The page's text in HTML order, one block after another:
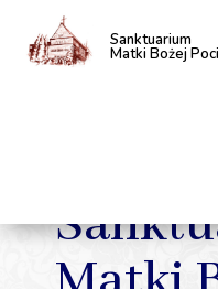
Sanktuarium
Matki Bożej